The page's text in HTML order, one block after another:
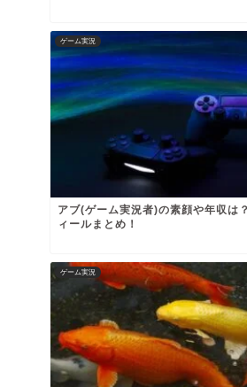
ゲーム実況
アブ(ゲーム実況者)の素顔や年収は
ィールまとめ！
ゲーム実況